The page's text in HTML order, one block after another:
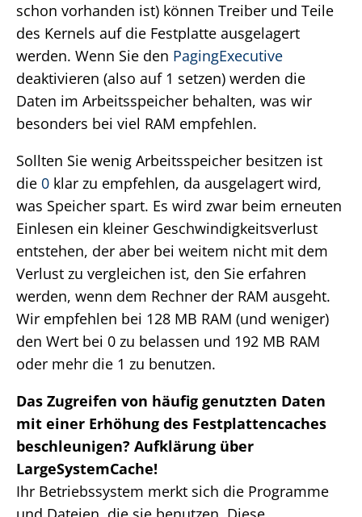
schon vorhanden ist) können Treiber und Teile
des Kernels auf die Festplatte ausgelagert
werden. Wenn Sie den PagingExecutive
deaktivieren (also auf 1 setzen) werden die
Daten im Arbeitsspeicher behalten, was wir
besonders bei viel RAM empfehlen.
Sollten Sie wenig Arbeitsspeicher besitzen ist
die 0 klar zu empfehlen, da ausgelagert wird,
was Speicher spart. Es wird zwar beim erneuten
Einlesen ein kleiner Geschwindigkeitsverlust
entstehen, der aber bei weitem nicht mit dem
Verlust zu vergleichen ist, den Sie erfahren
werden, wenn dem Rechner der RAM ausgeht.
Wir empfehlen bei 128 MB RAM (und weniger)
den Wert bei 0 zu belassen und 192 MB RAM
oder mehr die 1 zu benutzen.
Das Zugreifen von häufig genutzten Daten
mit einer Erhöhung des Festplattencaches
beschleunigen? Aufklärung über
LargeSystemCache!
Ihr Betriebssystem merkt sich die Programme